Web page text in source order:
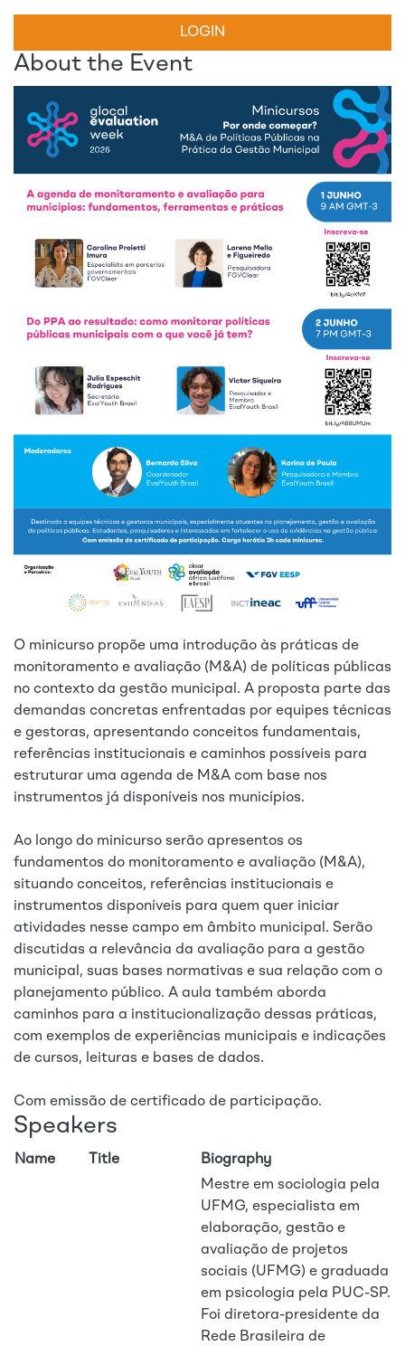
About the Event
O minicurso propõe uma introdução às práticas de
monitoramento e avaliação (M&A) de políticas públicas
no contexto da gestão municipal. A proposta parte das
demandas concretas enfrentadas por equipes técnicas
e gestoras, apresentando conceitos fundamentais,
referências institucionais e caminhos possíveis para
estruturar uma agenda de M&A com base nos
instrumentos já disponíveis nos municípios.
Ao longo do minicurso serão apresentos os
fundamentos do monitoramento e avaliação (M&A),
situando conceitos, referências institucionais e
instrumentos disponíveis para quem quer iniciar
atividades nesse campo em âmbito municipal. Serão
discutidas a relevância da avaliação para a gestão
municipal, suas bases normativas e sua relação com o
planejamento público. A aula também aborda
caminhos para a institucionalização dessas práticas,
com exemplos de experiências municipais e indicações
de cursos, leituras e bases de dados.
Com emissão de certificado de participação.
Speakers
Name Title
Biography
Mestre em sociologia pela
UFMG, especialista em
elaboração, gestão e
avaliação de projetos
sociais (UFMG) e graduada
em psicologia pela PUC-SP.
Foi diretora-presidente da
Rede Brasileira de
LOGIN